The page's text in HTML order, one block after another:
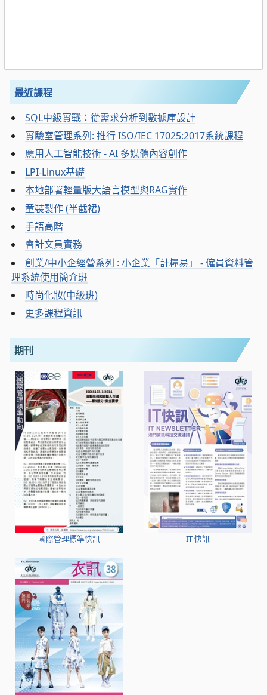
最近課程
SQL中級實戰：從需求分析到數據庫設計
實驗室管理系列: 推行 ISO/IEC 17025:2017系統課程
應用人工智能技術 - AI 多媒體內容創作
LPI-Linux基礎
本地部署輕量版大語言模型與RAG實作
童裝製作 (半截裙)
手語高階
會計文員實務
創業/中小企經營系列 : 小企業「計糧易」 - 僱員資料管
理系統使用簡介班
時尚化妝(中級班)
更多課程資訊
期刊
國際管理標準快訊 IT 快訊